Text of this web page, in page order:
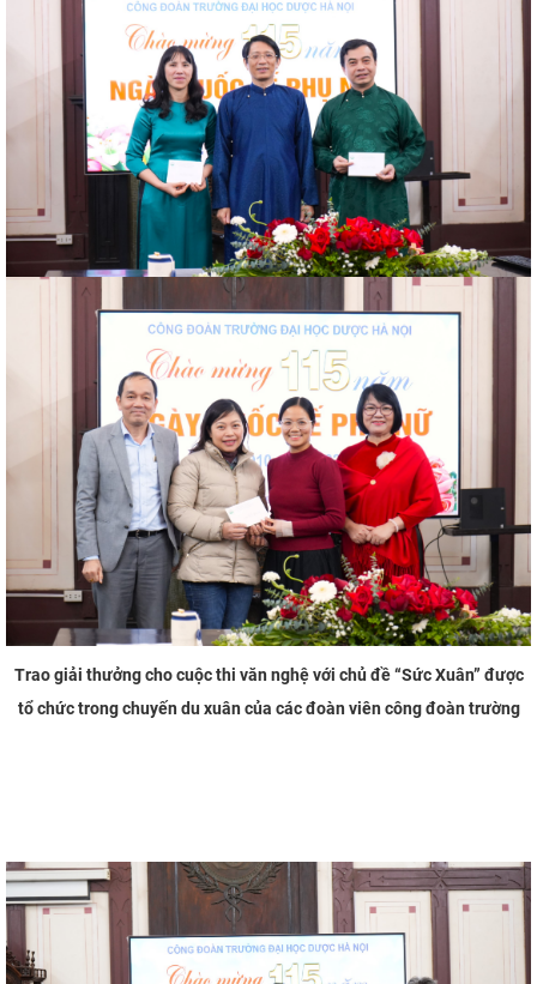
Trao giải thưởng cho cuộc thi văn nghệ với chủ đề “Sức Xuân” được
tổ chức trong chuyến du xuân của các đoàn viên công đoàn trường